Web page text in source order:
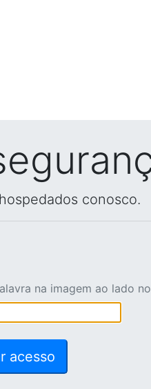
conosco.
na imagem ao lado